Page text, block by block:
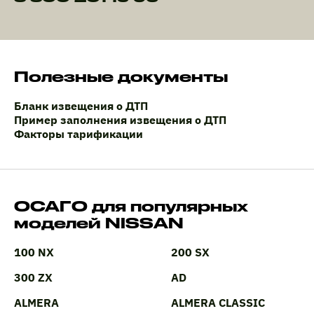
Полезные документы
Бланк извещения о ДТП
Пример заполнения извещения о ДТП
Факторы тарификации
ОСАГО для популярных
моделей NISSAN
100 NX
200 SX
300 ZX
AD
ALMERA
ALMERA CLASSIC